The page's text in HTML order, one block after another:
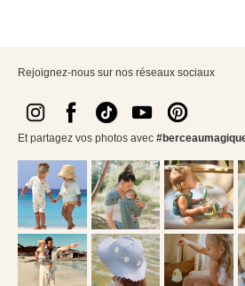
Rejoignez-nous sur nos réseaux sociaux
Et partagez vos photos avec